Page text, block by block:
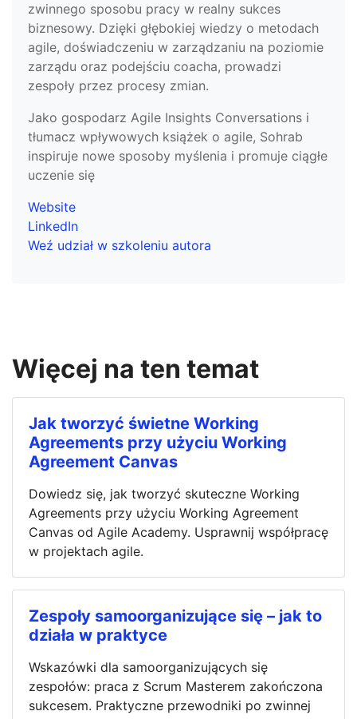
zwinnego sposobu pracy w realny sukces
biznesowy. Dzięki głębokiej wiedzy o metodach
agile, doświadczeniu w zarządzaniu na poziomie
zarządu oraz podejściu coacha, prowadzi
zespoły przez procesy zmian.
Jako gospodarz Agile Insights Conversations i
tłumacz wpływowych książek o agile, Sohrab
inspiruje nowe sposoby myślenia i promuje ciągłe
uczenie się
Website
LinkedIn
Weź udział w szkoleniu autora
Więcej na ten temat
Jak tworzyć świetne Working
Agreements przy użyciu Working
Agreement Canvas
Dowiedz się, jak tworzyć skuteczne Working
Agreements przy użyciu Working Agreement
Canvas od Agile Academy. Usprawnij współpracę
w projektach agile.
Zespoły samoorganizujące się – jak to
działa w praktyce
Wskazówki dla samoorganizujących się
zespołów: praca z Scrum Masterem zakończona
sukcesem. Praktyczne przewodniki po zwinnej